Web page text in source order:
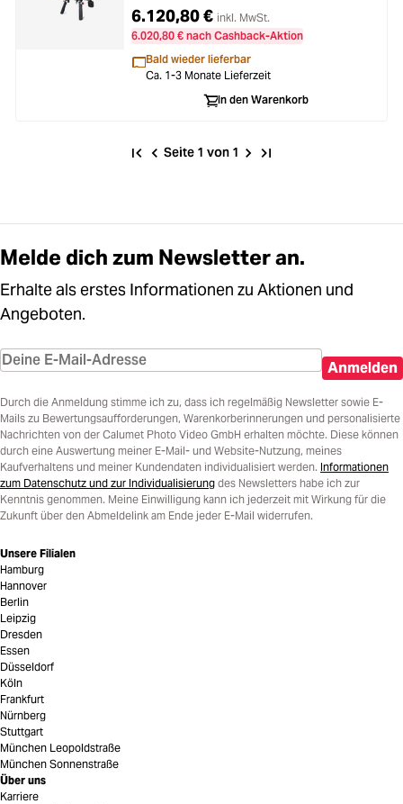
6.120,80 € inkl. MwSt.
6.020,80 € nach Cashback-Aktion
Bald wieder lieferbar
Ca. 1-3 Monate Lieferzeit
In den Warenkorb
Seite 1 von 1
Melde dich zum Newsletter an.
Erhalte als erstes Informationen zu Aktionen und
Angeboten.
Anmelden
Durch die Anmeldung stimme ich zu, dass ich regelmäßig Newsletter sowie E-
Mails zu Bewertungsaufforderungen, Warenkorberinnerungen und personalisierte
Nachrichten von der Calumet Photo Video GmbH erhalten möchte. Diese können
durch eine Auswertung meiner E-Mail- und Website-Nutzung, meines
Kaufverhaltens und meiner Kundendaten individualisiert werden. Informationen
zum Datenschutz und zur Individualisierung des Newsletters habe ich zur
Kenntnis genommen. Meine Einwilligung kann ich jederzeit mit Wirkung für die
Zukunft über den Abmeldelink am Ende jeder E-Mail widerrufen.
Unsere Filialen
Hamburg
Hannover
Berlin
Leipzig
Dresden
Essen
Düsseldorf
Köln
Frankfurt
Nürnberg
Stuttgart
München Leopoldstraße
München Sonnenstraße
Über uns
Karriere